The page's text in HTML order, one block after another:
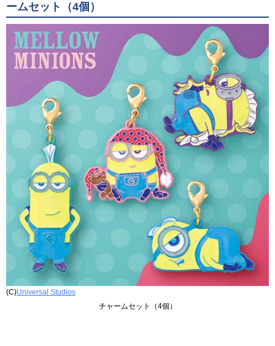
ームセット（4個）
(C)Universal Studios
チャームセット（4個）